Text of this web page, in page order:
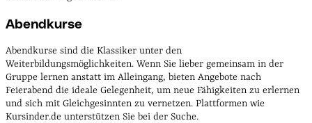
Abendkurse
Abendkurse sind die Klassiker unter den
Weiterbildungsmöglichkeiten. Wenn Sie lieber gemeinsam in der
Gruppe lernen anstatt im Alleingang, bieten Angebote nach
Feierabend die ideale Gelegenheit, um neue Fähigkeiten zu erlernen
und sich mit Gleichgesinnten zu vernetzen. Plattformen wie
Kursinder.de unterstützen Sie bei der Suche.